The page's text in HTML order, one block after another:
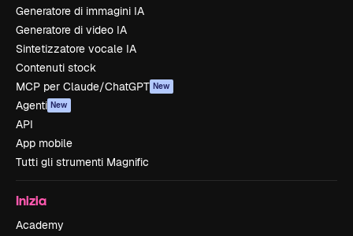
Generatore di immagini IA
Generatore di video IA
Sintetizzatore vocale IA
Contenuti stock
MCP per Claude/ChatGPT New
Agenti New
API
App mobile
Tutti gli strumenti Magnific
Inizia
Academy